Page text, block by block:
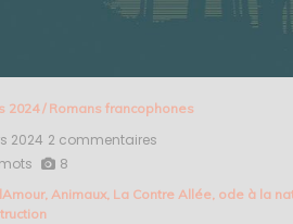
2024/ Romans francophones
2024 2 commentaires
bête
8
Amour,Animaux, La Contre Allée, ode à la